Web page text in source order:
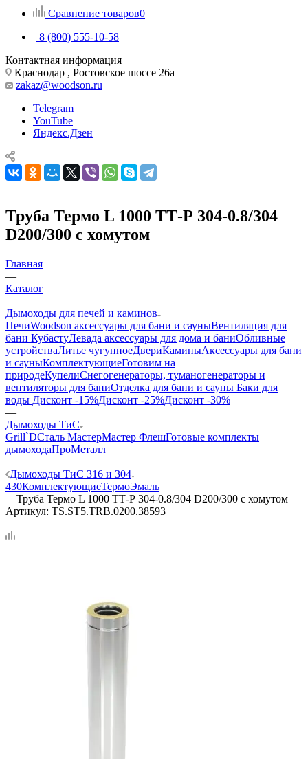
Сравнение товаров0
8 (800) 555-10-58
Контактная информация
Краснодар , Ростовское шоссе 26а
zakaz@woodson.ru
Telegram
YouTube
Яндекс.Дзен
Труба Термо L 1000 ТТ-Р 304-0.8/304
D200/300 с хомутом
Главная
—
Каталог
—
Дымоходы для печей и каминов
ПечиWoodson аксессуары для бани и сауныВентиляция для
бани КубастуЛевада аксессуары для дома и баниОбливные
устройстваЛитье чугунноеДвериКаминыАксессуары для бани
и сауныКомплектующиеГотовим на
природеКупелиСнегогенераторы, туманогенераторы и
вентиляторы для баниОтделка для бани и сауны Баки для
воды Дисконт -15%Дисконт -25%Дисконт -30%
—
Дымоходы ТиС
Grill`DСталь МастерМастер ФлешГотовые комплекты
дымоходаПроМеталл
—
Дымоходы ТиС 316 и 304
430КомплектующиеТермоЭмаль
—Труба Термо L 1000 ТТ-Р 304-0.8/304 D200/300 с хомутом
Артикул: TS.ST5.TRB.0200.38593